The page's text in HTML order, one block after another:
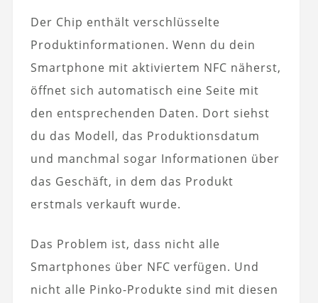
Der Chip enthält verschlüsselte
Produktinformationen. Wenn du dein
Smartphone mit aktiviertem NFC näherst,
öffnet sich automatisch eine Seite mit
den entsprechenden Daten. Dort siehst
du das Modell, das Produktionsdatum
und manchmal sogar Informationen über
das Geschäft, in dem das Produkt
erstmals verkauft wurde.
Das Problem ist, dass nicht alle
Smartphones über NFC verfügen. Und
nicht alle Pinko-Produkte sind mit diesen